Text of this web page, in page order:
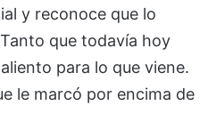
y reconoce que lo
que todavía hoy
para lo que viene.
le marcó por encima de